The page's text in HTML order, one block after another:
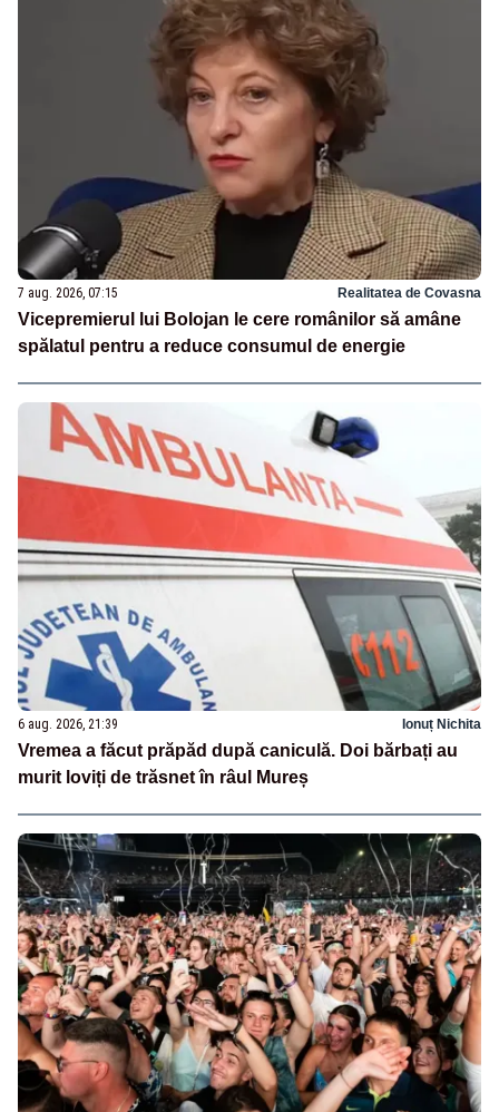
7 aug. 2026, 07:15 Realitatea de Covasna
Vicepremierul lui Bolojan le cere românilor să amâne
spălatul pentru a reduce consumul de energie
6 aug. 2026, 21:39 Ionuț Nichita
Vremea a făcut prăpăd după caniculă. Doi bărbați au
murit loviți de trăsnet în râul Mureș